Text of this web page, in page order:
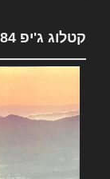
קטלוג ג'יפ 1984